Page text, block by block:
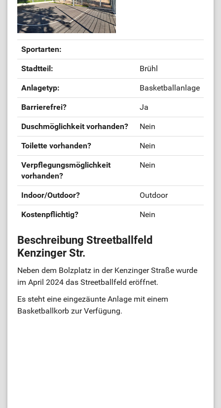
Sportarten:
Stadtteil: Brühl
Anlagetyp: Basketballanlage
Barrierefrei? Ja
Duschmöglichkeit vorhanden? Nein
Toilette vorhanden? Nein
Verpflegungsmöglichkeit
vorhanden?
Nein
Indoor/Outdoor? Outdoor
Kostenpflichtig? Nein
Beschreibung Streetballfeld
Kenzinger Str.
Neben dem Bolzplatz in der Kenzinger Straße wurde
im April 2024 das Streetballfeld eröffnet.
Es steht eine eingezäunte Anlage mit einem
Basketballkorb zur Verfügung.